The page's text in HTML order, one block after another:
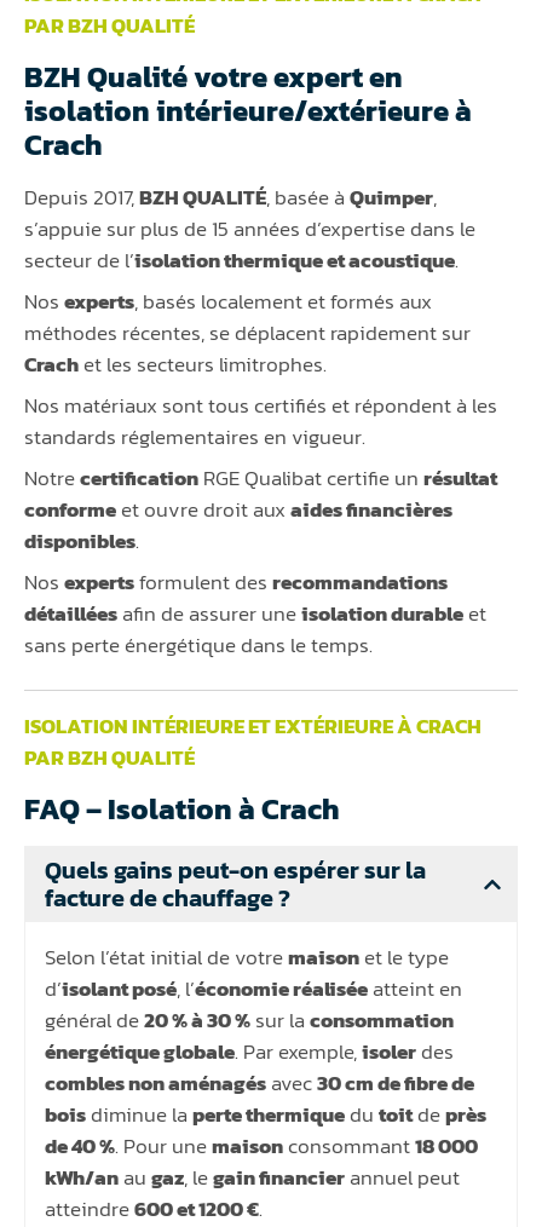
PAR BZH QUALITÉ
BZH Qualité votre expert en
isolation intérieure/extérieure à
Crach
Depuis 2017,BZH QUALITÉ, basée àQuimper,
s’appuie sur plus de 15 années d’expertise dans le
secteur de l’isolation thermique et acoustique.
Nosexperts, basés localement et formés aux
méthodes récentes, se déplacent rapidement sur
Crachet les secteurs limitrophes.
Nos matériaux sont tous certifiés et répondent à les
standards réglementaires en vigueur.
NotrecertificationRGE Qualibat certifie unrésultat
conformeet ouvre droit auxaides financières
disponibles.
Nosexpertsformulent desrecommandations
détailléesafin de assurer uneisolation durableet
sans perte énergétique dans le temps.
ISOLATION INTÉRIEURE ET EXTÉRIEURE À CRACH
PAR BZH QUALITÉ
FAQ – Isolation à Crach
Quels gains peut-on espérer sur la
facture de chauffage ?
Selon l’état initial de votremaisonet le type
d’isolant posé, l’économie réaliséeatteint en
général de20 % à 30 %sur laconsommation
énergétique globale. Par exemple,isolerdes
combles non aménagésavec30 cm de fibre de
boisdiminue laperte thermiquedutoitdeprès
de 40 %. Pour unemaisonconsommant18 000
kWh/anaugaz, legain financierannuel peut
atteindre600 et 1200 €.